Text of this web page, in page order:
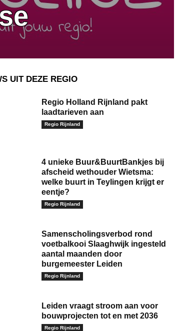
UIT DEZE REGIO
Regio Holland Rijnland pakt
laadtarieven aan
Regio Rijnland
4 unieke Buur&BuurtBankjes bij
afscheid wethouder Wietsma:
welke buurt in Teylingen krijgt er
eentje?
Regio Rijnland
Samenscholingsverbod rond
voetbalkooi Slaaghwijk ingesteld
aantal maanden door
burgemeester Leiden
Regio Rijnland
Leiden vraagt stroom aan voor
bouwprojecten tot en met 2036
Regio Rijnland